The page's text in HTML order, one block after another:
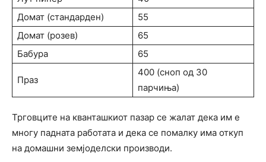
Домат (стандарден)
55
Домат (розев)
65
Бабура
65
Праз
400 (сноп од 30
парчиња)
Трговците на кванташкиот пазар се жалат дека им е
многу падната работата и дека се помалку има откуп
на домашни земјоделски производи.